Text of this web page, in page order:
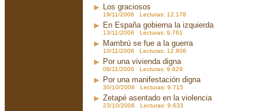
Los graciosos
19/11/2006 Lecturas: 12.178
En España gobierna la izquierda
13/11/2006 Lecturas: 9.761
Mambrú se fue a la guerra
10/11/2006 Lecturas: 12.806
Por una vivienda digna
08/11/2006 Lecturas: 9.629
Por una manifestación digna
30/10/2006 Lecturas: 9.715
Zetapé asentado en la violencia
23/10/2006 Lecturas: 9.633